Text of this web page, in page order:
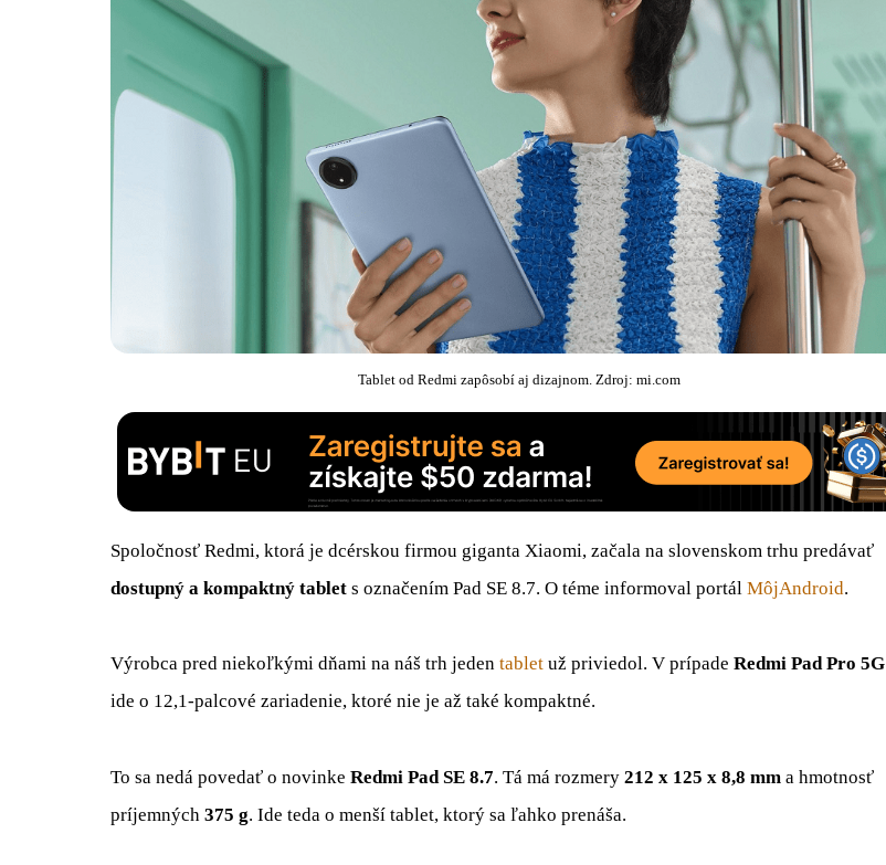
Tablet od Redmi zapôsobí aj dizajnom. Zdroj: mi.com
Spoločnosť Redmi, ktorá je dcérskou firmou giganta Xiaomi, začala na slovenskom trhu predávať
dostupný a kompaktný tablet s označením Pad SE 8.7. O téme informoval portál MôjAndroid.
Výrobca pred niekoľkými dňami na náš trh jeden tablet už priviedol. V prípade Redmi Pad Pro 5G
ide o 12,1-palcové zariadenie, ktoré nie je až také kompaktné.
To sa nedá povedať o novinke Redmi Pad SE 8.7. Tá má rozmery 212 x 125 x 8,8 mm a hmotnosť
príjemných 375 g. Ide teda o menší tablet, ktorý sa ľahko prenáša.